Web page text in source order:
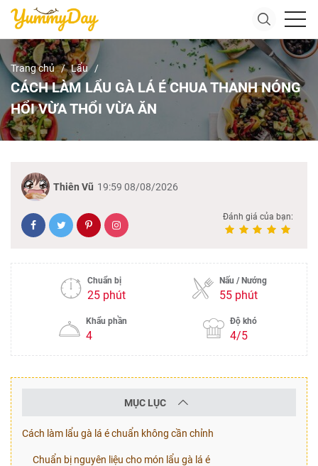
Trang chủ Lẩu
CÁCH LÀM LẨU GÀ LÁ É CHUA THANH NÓNG
HỔI VỪA THỔI VỪA ĂN
Thiên Vũ 19:59 08/08/2026
Đánh giá của bạn:
Chuẩn bị
25 phút
Nấu / Nướng
55 phút
Khẩu phần
4
Độ khó
4/5
MỤC LỤC
Cách làm lẩu gà lá é chuẩn không cần chỉnh
Chuẩn bị nguyên liệu cho món lẩu gà lá é